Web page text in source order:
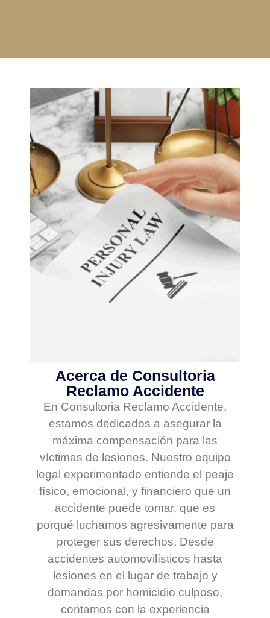
Acerca de ​​​​​Consultoria
Reclamo Accidente
En ​​​​Consultoria Reclamo Accidente,
estamos dedicados a asegurar la
máxima compensación para las
víctimas de lesiones. Nuestro equipo
legal experimentado entiende el peaje
físico, emocional, y financiero que un
accidente puede tomar, que es
porqué luchamos agresivamente para
proteger sus derechos. Desde
accidentes automovilísticos hasta
lesiones en el lugar de trabajo y
demandas por homicidio culposo,
contamos con la experiencia